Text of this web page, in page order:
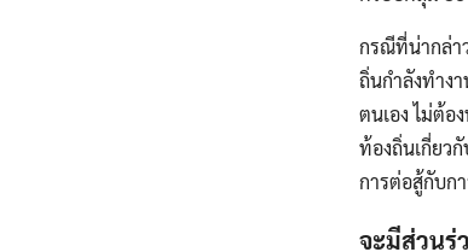
กรณีที่น่ากล่า
ถิ่นกำลังทำง
ตนเอง ไม่ต้อ
ท้องถิ่นเกี่ยว
การต่อสู้กับก
จะมีส่วนร่